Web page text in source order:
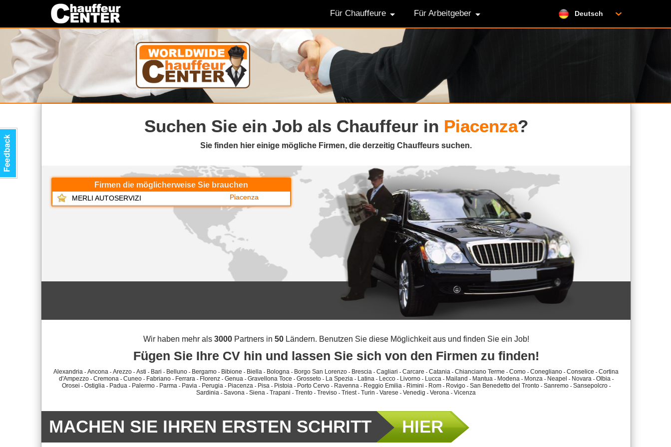
Für Chauffeure Für Arbeitgeber Deutsch
Suchen Sie ein Job als Chauffeur in Piacenza?
Sie finden hier einige mögliche Firmen, die derzeitig Chauffeurs suchen.
Firmen die möglicherweise Sie brauchen
MERLI AUTOSERVIZI Piacenza
Wir haben mehr als 3000Partners in 50Ländern. Benutzen Sie diese Möglichkeit aus und finden Sie ein Job!
Fügen Sie Ihre CV hin und lassen Sie sich von den Firmen zu finden!
Alexandria - Ancona - Arezzo - Asti - Bari - Belluno - Bergamo - Bibione - Biella - Bologna - Borgo San Lorenzo - Brescia - Cagliari - Carcare - Catania - Chianciano Terme - Como - Conegliano - Conselice - Cortina
d'Ampezzo- Cremona - Cuneo- Fabriano- Ferrara - Florenz- Genua - Gravellona Toce- Grosseto- La Spezia - Latina - Lecco- Livorno- Lucca - Mailand - Mantua - Modena - Monza - Neapel - Novara - Olbia -
Orosei - Ostiglia - Padua - Palermo- Parma - Pavia - Perugia - Piacenza - Pisa - Pistoia - Porto Cervo- Ravenna - Reggio Emilia - Rimini - Rom- Rovigo- San Benedetto del Tronto- Sanremo- Sansepolcro-
Sardinia - Savona - Siena - Trapani - Trento - Treviso - Triest- Turin - Varese - Venedig - Verona - Vicenza
MACHEN SIE IHREN ERSTEN SCHRITT HIER